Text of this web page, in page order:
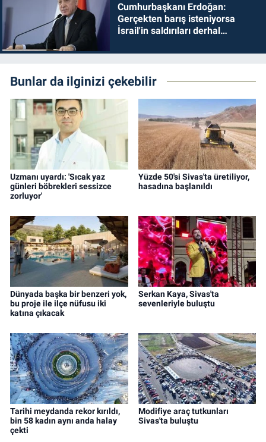
Cumhurbaşkanı Erdoğan:
Gerçekten barış isteniyorsa
İsrail'in saldırıları derhal
Bunlar da ilginizi çekebilir
Uzmanı uyardı: 'Sıcak yaz
günleri böbrekleri sessizce
zorluyor'
Yüzde 50'si Sivas'ta üretiliyor,
hasadına başlanıldı
Dünyada başka bir benzeri yok,
bu proje ile ilçe nüfusu iki
katına çıkacak
Serkan Kaya, Sivas'ta
sevenleriyle buluştu
Tarihi meydanda rekor kırıldı,
bin 58 kadın aynı anda halay
çekti
Modifiye araç tutkunları
Sivas'ta buluştu